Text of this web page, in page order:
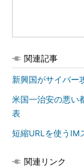
関連記事
新興国がサイバ
米国一治安の悪い
表
短縮URLを使うIM
関連リンク